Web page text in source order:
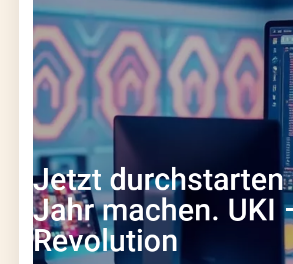
Jetzt durchstarten
Jahr machen. UKI
Revolution